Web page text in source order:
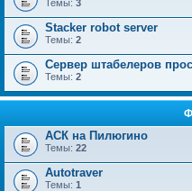
Темы: 3
Stacker robot server
Темы: 2
Сервер штабелеров
Темы: 2
АСК на Пилюгино
Темы: 22
Autotraver
Темы: 1